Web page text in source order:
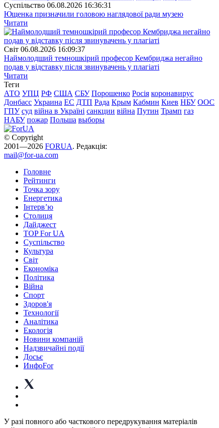
Суспiльство 06.08.2026 16:36:31
Ющенка призначили головою наглядової ради музею
Читати
Свiт 06.08.2026 16:09:37
Наймолодший темношкірий професор Кембриджа негайно
подав у відставку після звинувачень у плагіаті
Читати
Теги
АТО УПЦ РФ США СБУ Порошенко Росія коронавирус
Донбасс Украина ЕС ДТП Рада Крым Кабмин Киев НБУ ООС
ГПУ суд війна в Україні санкции війна Путин Трамп газ
НАБУ пожар Польша выборы
© Copyright
2001—2026 FORUA. Редакція:
mail@for-ua.com
Головне
Рейтинги
Точка зору
Енергетика
Інтерв’ю
Столиця
Дайджест
TOP For UA
Суспiльство
Культура
Світ
Економіка
Політика
Війна
Спорт
Здоров'я
Технології
Аналітика
Екологія
Новини компаній
Надзвичайні події
Досьє
ИнфоFor
У разі повного або часткового передрукування матеріалів